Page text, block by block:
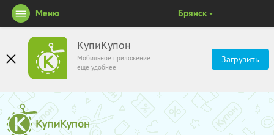
КупиКупон
Мобильное приложение
ещё удобнее
Загрузить
Меню Брянск